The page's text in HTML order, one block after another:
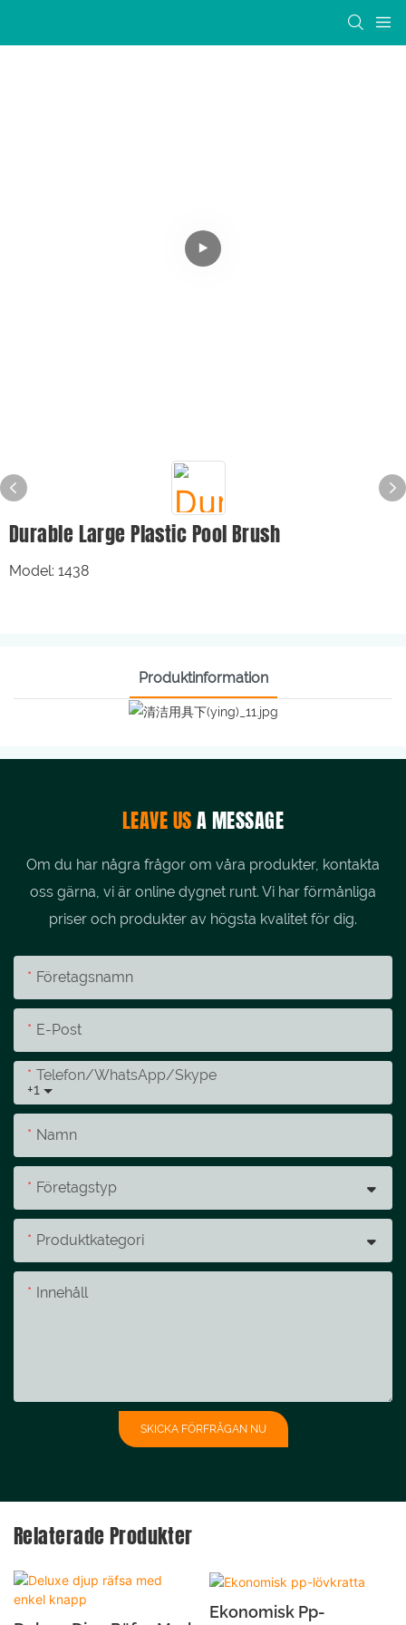
Durable Large Plastic Pool Brush
Model: 1438
Produktinformation
LEAVE USA MESSAGE
Om du har några frågor om våra produkter, kontakta
oss gärna, vi är online dygnet runt. Vi har förmånliga
priser och produkter av högsta kvalitet för dig.
Företagsnamn
E-Post
+1
Telefon/whatsApp/skype
Namn
Företagstyp
Produktkategori
Innehåll
SKICKA FÖRFRÅGAN NU
Relaterade Produkter
Ekonomisk Pp-